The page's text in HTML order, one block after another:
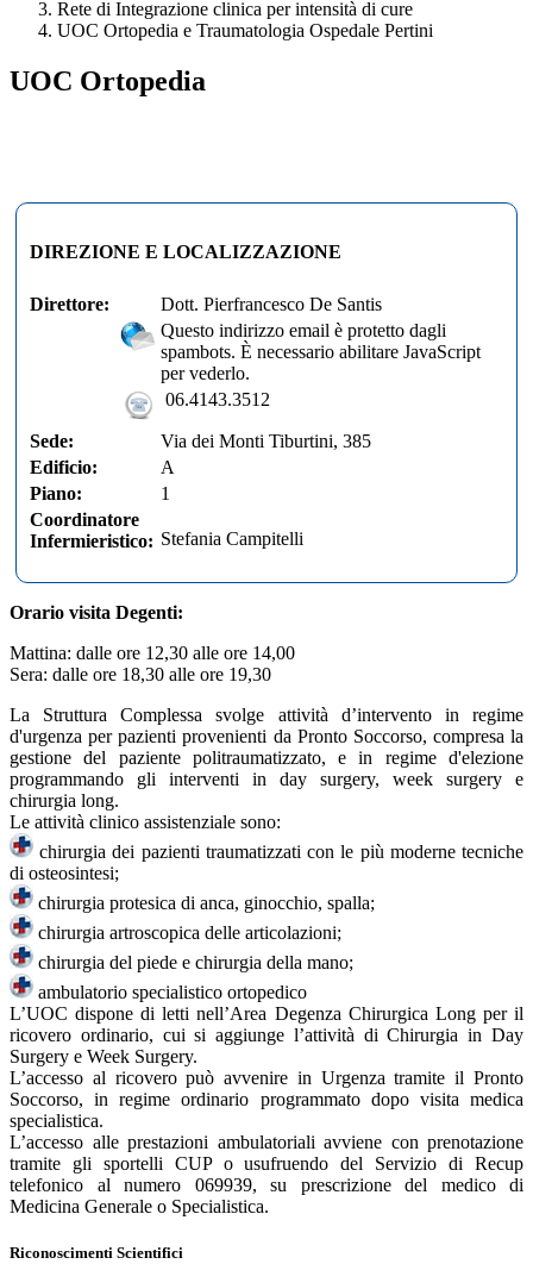
Rete di Integrazione clinica per intensità di cure
UOC Ortopedia e Traumatologia Ospedale Pertini
UOC Ortopedia
DIREZIONE E LOCALIZZAZIONE
Direttore:
Dott. Pierfrancesco De Santis
Questo indirizzo email è protetto dagli
spambots. È necessario abilitare JavaScript
per vederlo.
06.4143.3512
Sede:
Via dei Monti Tiburtini, 385
Edificio:
A
Piano:
1
Coordinatore
Infermieristico: Stefania Campitelli
Orario visita Degenti:
Mattina: dalle ore 12,30 alle ore 14,00
Sera: dalle ore 18,30 alle ore 19,30
La Struttura Complessa svolge attività d’intervento in regime
d'urgenza per pazienti provenienti da Pronto Soccorso, compresa la
gestione del paziente politraumatizzato, e in regime d'elezione
programmando gli interventi in day surgery, week surgery e
chirurgia long.
Le attività clinico assistenziale sono:
chirurgia dei pazienti traumatizzati con le più moderne tecniche
di osteosintesi;
chirurgia protesica di anca, ginocchio, spalla;
chirurgia artroscopica delle articolazioni;
chirurgia del piede e chirurgia della mano;
ambulatorio specialistico ortopedico
L’UOC dispone di letti nell’Area Degenza Chirurgica Long per il
ricovero ordinario, cui si aggiunge l’attività di Chirurgia in Day
Surgery e Week Surgery.
L’accesso al ricovero può avvenire in Urgenza tramite il Pronto
Soccorso, in regime ordinario programmato dopo visita medica
specialistica.
L’accesso alle prestazioni ambulatoriali avviene con prenotazione
tramite gli sportelli CUP o usufruendo del Servizio di Recup
telefonico al numero 069939, su prescrizione del medico di
Medicina Generale o Specialistica.
Riconoscimenti Scientifici